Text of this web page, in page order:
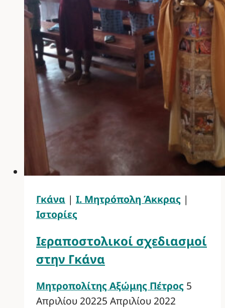
Γκάνα | Ι. Μητρόπολη Άκκρας |
Ιστορίες
Ιεραποστολικοί σχεδιασμοί
στην Γκάνα
Μητροπολίτης Αξώμης Πέτρος 5
Απριλίου 20225 Απριλίου 2022